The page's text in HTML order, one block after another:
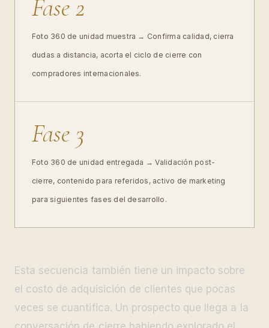
Fase 2
Foto 360 de unidad muestra → Confirma calidad, cierra
dudas a distancia, acorta el ciclo de cierre con
compradores internacionales.
Fase 3
Foto 360 de unidad entregada → Validación post-
cierre, contenido para referidos, activo de marketing
para siguientes fases del desarrollo.
Esta secuencia también tiene un impacto sobre
el costo de adquisición de clientes que pocas
veces se cuantifica. Un prospecto que llega a la